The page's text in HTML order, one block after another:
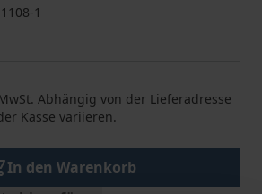
1
Abhängig von der Lieferadresse
Kasse variieren.
In den Warenkorb